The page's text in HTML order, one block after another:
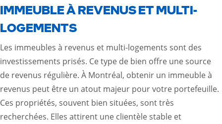
IMMEUBLE À REVENUS ET MULTI-
LOGEMENTS
Les immeubles à revenus et multi-logements sont des
investissements prisés. Ce type de bien offre une source
de revenus régulière. À Montréal, obtenir un immeuble à
revenus peut être un atout majeur pour votre portefeuille.
Ces propriétés, souvent bien situées, sont très
recherchées. Elles attirent une clientèle stable et